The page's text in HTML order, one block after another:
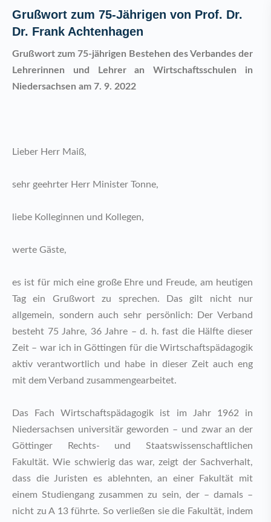
Grußwort zum 75-Jährigen von Prof. Dr.
Dr. Frank Achtenhagen
Grußwort zum 75-jährigen Bestehen des Verbandes der
Lehrerinnen und Lehrer an Wirtschaftsschulen in
Niedersachsen am 7. 9. 2022
Lieber Herr Maiß,
sehr geehrter Herr Minister Tonne,
liebe Kolleginnen und Kollegen,
werte Gäste,
es ist für mich eine große Ehre und Freude, am heutigen
Tag ein Grußwort zu sprechen. Das gilt nicht nur
allgemein, sondern auch sehr persönlich: Der Verband
besteht 75 Jahre, 36 Jahre – d. h. fast die Hälfte dieser
Zeit – war ich in Göttingen für die Wirtschaftspädagogik
aktiv verantwortlich und habe in dieser Zeit auch eng
mit dem Verband zusammengearbeitet.
Das Fach Wirtschaftspädagogik ist im Jahr 1962 in
Niedersachsen universitär geworden – und zwar an der
Göttinger Rechts- und Staatswissenschaftlichen
Fakultät. Wie schwierig das war, zeigt der Sachverhalt,
dass die Juristen es ablehnten, an einer Fakultät mit
einem Studiengang zusammen zu sein, der – damals –
nicht zu A 13 führte. So verließen sie die Fakultät, indem